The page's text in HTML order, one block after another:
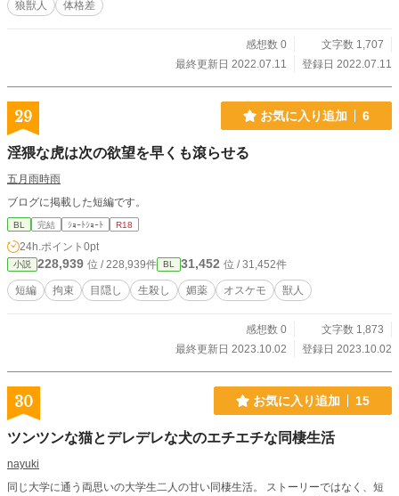
狼獣人 体格差
感想数 0
文字数 1,707
最終更新日 2022.07.11
登録日 2022.07.11
29 お気に入り追加 6
淫猥な虎は次の欲望を早くも滾らせる
五月雨時雨
ブログに掲載した短編です。
BL 完結 ｼｮｰﾄｼｮｰﾄ R18
24h.ポイント 0pt
小説 228,939 位 / 228,939件 BL 31,452 位 / 31,452件
短編 拘束 目隠し 生殺し 媚薬 オスケモ 獣人
感想数 0
文字数 1,873
最終更新日 2023.10.02
登録日 2023.10.02
30 お気に入り追加 15
ツンツンな猫とデレデレな犬のエチエチな同棲生活
nayuki
同じ大学に通う両思いの大学生二人の甘い同棲生活。 ストーリーではなく、短